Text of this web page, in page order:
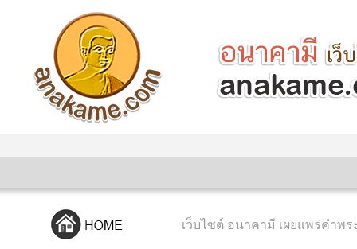
เว็บไซต์ อนาคามี เผยแพร่คำพ